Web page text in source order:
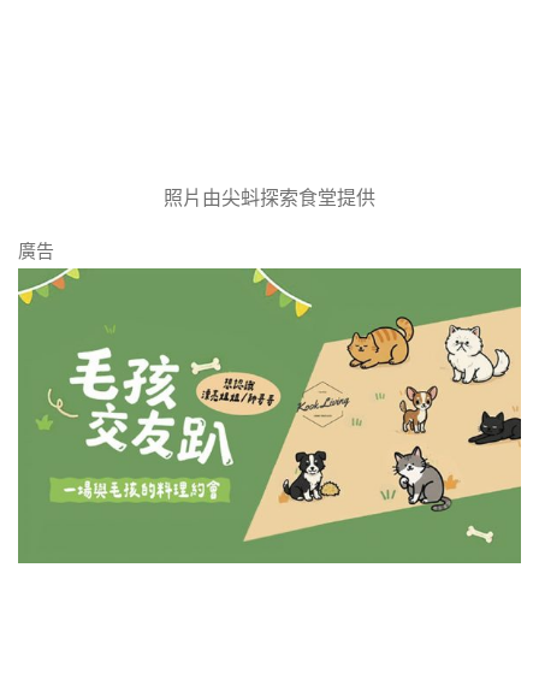
照片由尖蚪探索食堂提供
廣告